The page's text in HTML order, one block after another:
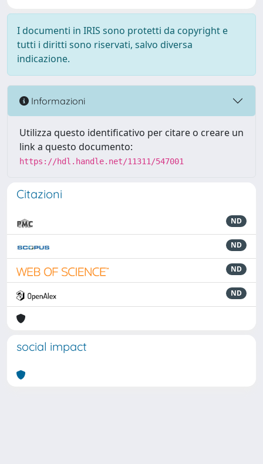
I documenti in IRIS sono protetti da copyright e
tutti i diritti sono riservati, salvo diversa
indicazione.
Informazioni
Utilizza questo identificativo per citare o creare un
link a questo documento:
https://hdl.handle.net/11311/547001
Citazioni
ND
ND
ND
ND
social impact